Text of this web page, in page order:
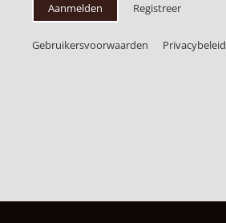
Aanmelden Registreer
Gebruikersvoorwaarden Privacybeleid